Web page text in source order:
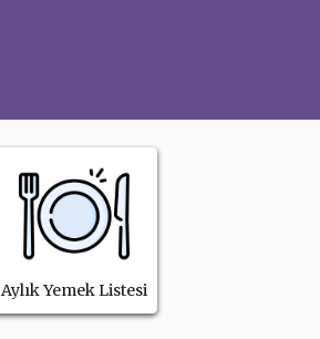
Aylık Yemek Listesi